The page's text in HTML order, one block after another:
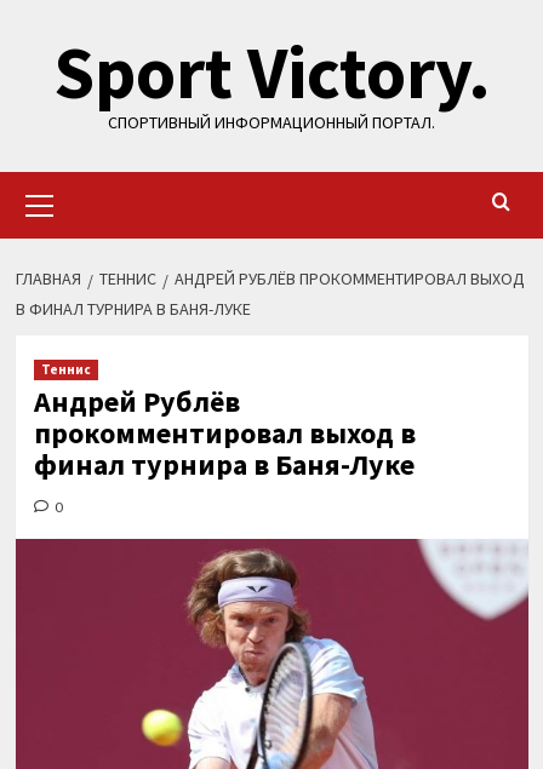
содержимому
Sport Victory.
СПОРТИВНЫЙ ИНФОРМАЦИОННЫЙ ПОРТАЛ.
меню
ГЛАВНАЯ ТЕННИС
АНДРЕЙ РУБЛЁВ ПРОКОММЕНТИРОВАЛ ВЫХОД
В ФИНАЛ ТУРНИРА В БАНЯ-ЛУКЕ
Теннис
Андрей Рублёв
прокомментировал выход в
финал турнира в Баня-Луке
0